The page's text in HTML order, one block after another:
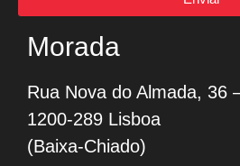
Morada
Rua Nova do Almada, 36
1200-289 Lisboa
(Baixa-Chiado)